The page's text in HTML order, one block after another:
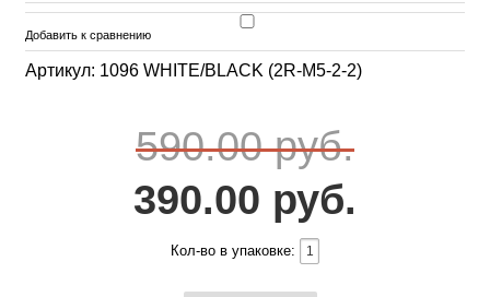
Добавить к сравнению
Артикул: 1096 WHITE/BLACK (2R-M5-2-2)
590.00 руб.
390.00 руб.
Кол-во в упаковке: